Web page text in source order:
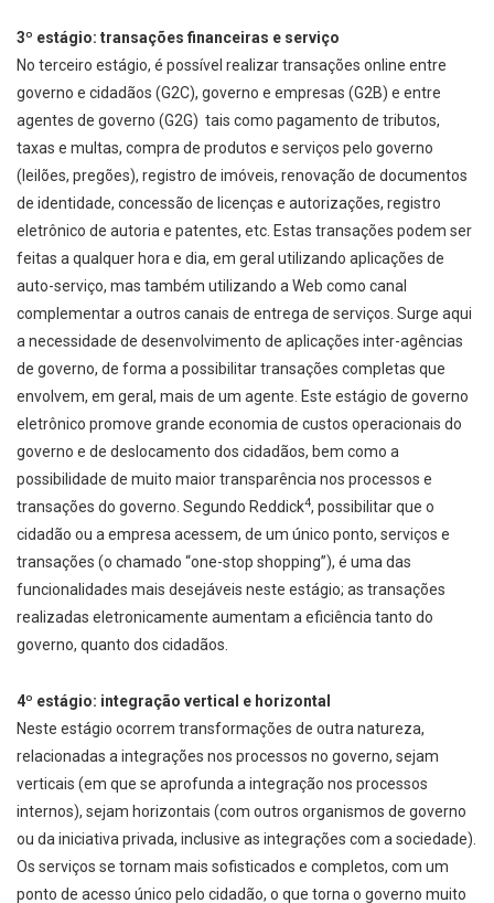
3º estágio: transações financeiras e serviço
No terceiro estágio, é possível realizar transações online entre
governo e cidadãos (G2C), governo e empresas (G2B) e entre
agentes de governo (G2G) ­ tais como pagamento de tributos,
taxas e multas, compra de produtos e serviços pelo governo
(leilões, pregões), registro de imóveis, renovação de documentos
de identidade, concessão de licenças e autorizações, registro
eletrônico de autoria e patentes, etc. Estas transações podem ser
feitas a qualquer hora e dia, em geral utilizando aplicações de
auto­-serviço, mas também utilizando a Web como canal
complementar a outros canais de entrega de serviços. Surge aqui
a necessidade de desenvolvimento de aplicações inter­-agências
de governo, de forma a possibilitar transações completas que
envolvem, em geral, mais de um agente. Este estágio de governo
eletrônico promove grande economia de custos operacionais do
governo e de deslocamento dos cidadãos, bem como a
possibilidade de muito maior transparência nos processos e
transações do governo. Segundo Reddick4, possibilitar que o
cidadão ou a empresa acessem, de um único ponto, serviços e
transações (o chamado “one-stop shopping”), é uma das
funcionalidades mais desejáveis neste estágio; as transações
realizadas eletronicamente aumentam a eficiência tanto do
governo, quanto dos cidadãos.
4º estágio: integração vertical e horizontal
Neste estágio ocorrem transformações de outra natureza,
relacionadas a integrações nos processos no governo, sejam
verticais (em que se aprofunda a integração nos processos
internos), sejam horizontais (com outros organismos de governo
ou da iniciativa privada, inclusive as integrações com a sociedade).
Os serviços se tornam mais sofisticados e completos, com um
ponto de acesso único pelo cidadão, o que torna o governo muito